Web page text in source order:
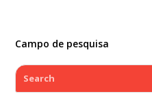
Campo de pesquisa
Search